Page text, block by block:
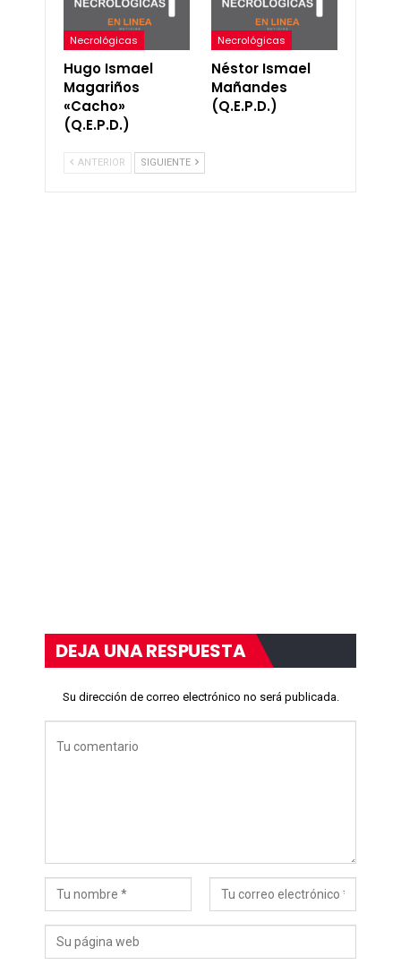
Necrológicas
Hugo Ismael
Magariños
«Cacho»
(Q.E.P.D.)
Necrológicas
Néstor Ismael
Mañandes
(Q.E.P.D.)
ANTERIOR SIGUIENTE
DEJA UNA RESPUESTA
Su dirección de correo electrónico no será publicada.